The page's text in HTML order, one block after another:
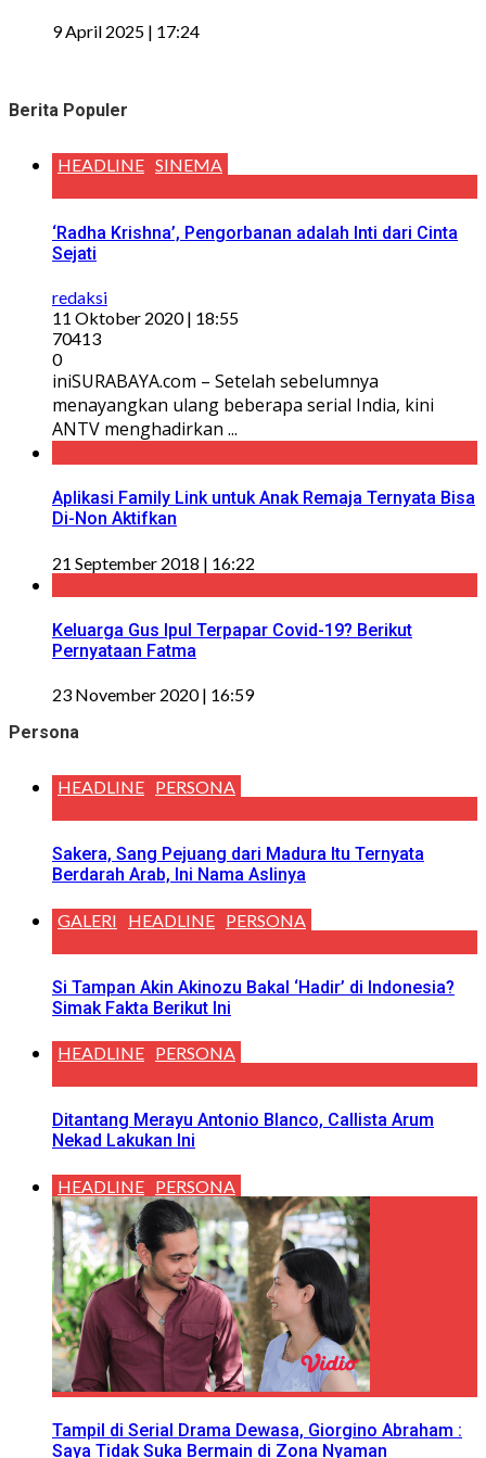
9 April 2025 | 17:24
Berita Populer
HEADLINE SINEMA
‘Radha Krishna’, Pengorbanan adalah Inti dari Cinta
Sejati
redaksi
11 Oktober 2020 | 18:55
70413
0
iniSURABAYA.com – Setelah sebelumnya
menayangkan ulang beberapa serial India, kini
ANTV menghadirkan ...
Aplikasi Family Link untuk Anak Remaja Ternyata Bisa
Di-Non Aktifkan
21 September 2018 | 16:22
Keluarga Gus Ipul Terpapar Covid-19? Berikut
Pernyataan Fatma
23 November 2020 | 16:59
Persona
HEADLINE PERSONA
Sakera, Sang Pejuang dari Madura Itu Ternyata
Berdarah Arab, Ini Nama Aslinya
GALERI HEADLINE PERSONA
Si Tampan Akin Akinozu Bakal ‘Hadir’ di Indonesia?
Simak Fakta Berikut Ini
HEADLINE PERSONA
Ditantang Merayu Antonio Blanco, Callista Arum
Nekad Lakukan Ini
HEADLINE PERSONA
Tampil di Serial Drama Dewasa, Giorgino Abraham :
Saya Tidak Suka Bermain di Zona Nyaman